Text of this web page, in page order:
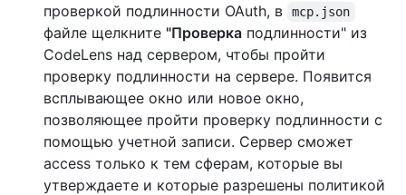
проверкой подлинности OAuth, в
mcp.json
файле щелкните "Проверка подлинности" из
CodeLens над сервером, чтобы пройти
проверку подлинности на сервере. Появится
всплывающее окно или новое окно,
позволяющее пройти проверку подлинности с
помощью учетной записи. Сервер сможет
access только к тем сферам, которые вы
утверждаете и которые разрешены политикой